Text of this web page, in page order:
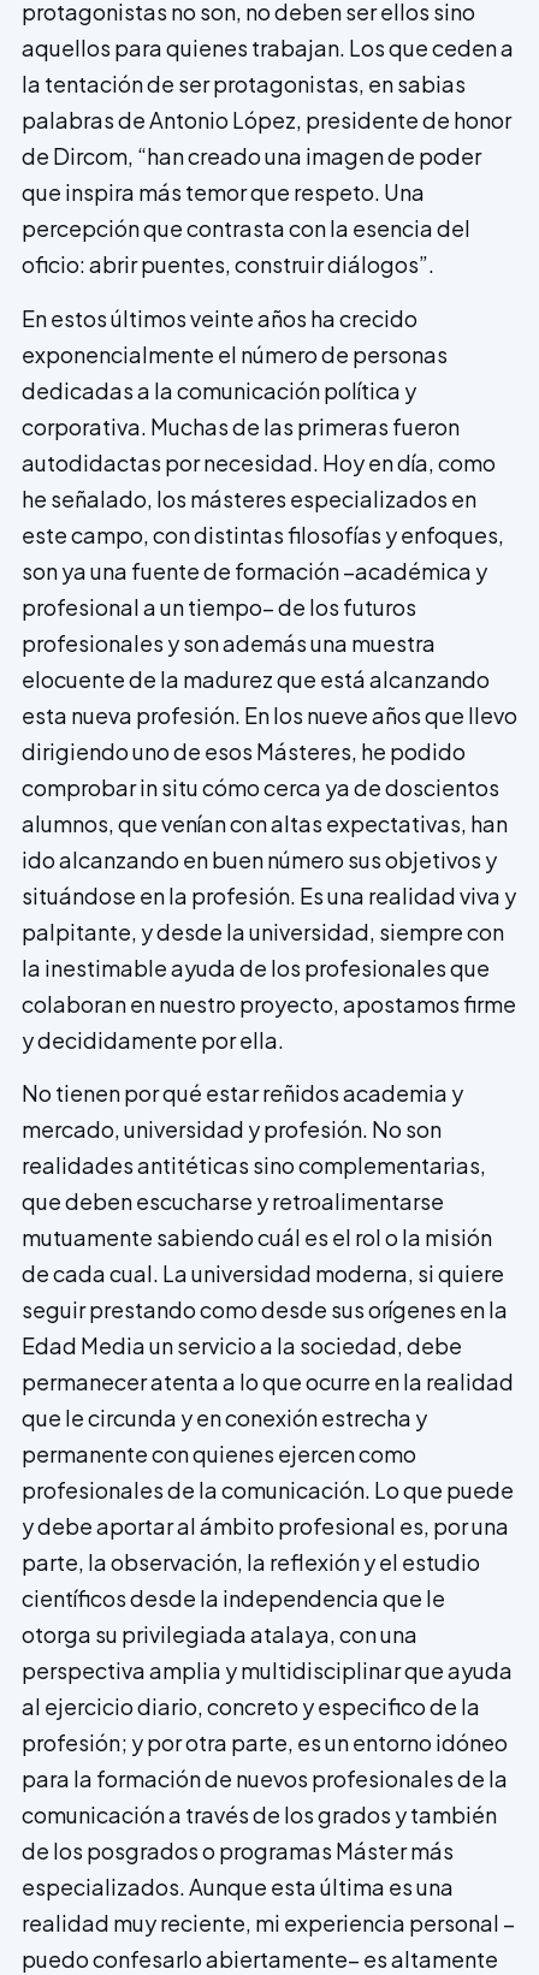
protagonistas no son, no deben ser ellos sino
aquellos para quienes trabajan. Los que ceden a
la tentación de ser protagonistas, en sabias
palabras de Antonio López, presidente de honor
de Dircom, “han creado una imagen de poder
que inspira más temor que respeto. Una
percepción que contrasta con la esencia del
oficio: abrir puentes, cons­truir diálogos”.
En estos últimos veinte años ha crecido
exponencialmente el número de personas
dedicadas a la comunicación política y
corporativa. Muchas de las primeras fueron
autodidactas por necesidad. Hoy en día, como
he señalado, los másteres especializados en
este campo, con distintas filosofías y enfoques,
son ya una fuente de formación –académica y
profesional a un tiempo– de los futuros
profesionales y son además una muestra
elocuente de la madurez que está alcanzando
esta nueva profesión. En los nueve años que llevo
dirigiendo uno de esos Másteres, he podido
comprobar in situ cómo cerca ya de doscientos
alumnos, que venían con altas expectativas, han
ido alcanzando en buen número sus objetivos y
situándose en la profesión. Es una realidad viva y
palpitante, y desde la universidad, siempre con
la inestimable ayuda de los profesionales que
colaboran en nuestro proyecto, apostamos firme
y decididamente por ella.
No tienen por qué estar reñidos academia y
mercado, universidad y profesión. No son
realidades antitéticas sino complementarias,
que deben escucharse y retroalimen­tarse
mutuamente sabiendo cuál es el rol o la misión
de cada cual. La universidad moder­na, si quiere
seguir prestando como desde sus orígenes en la
Edad Media un servicio a la sociedad, debe
permanecer atenta a lo que ocurre en la realidad
que le circunda y en conexión estrecha y
permanente con quienes ejercen como
profesionales de la comunicación. Lo que puede
y debe aportar al ámbito profesional es, por una
parte, la observación, la reflexión y el estudio
científicos desde la independencia que le
otorga su privilegiada atalaya, con una
perspectiva amplia y multidisciplinar que ayuda
al ejercicio diario, concreto y especifico de la
profesión; y por otra parte, es un entorno idóneo
para la formación de nuevos profesionales de la
comunicación a través de los grados y también
de los posgrados o programas Máster más
especializados. Aunque esta última es una
realidad muy reciente, mi experiencia personal –
puedo confesarlo abiertamente– es altamente